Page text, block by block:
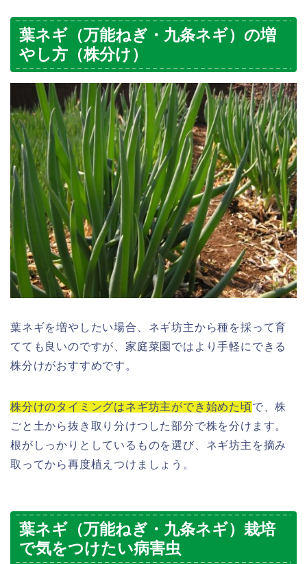
葉ネギ（万能ねぎ・九条ネギ）の増
やし方（株分け）
葉ネギを増やしたい場合、ネギ坊主から種を採って育
てても良いのですが、家庭菜園ではより手軽にできる
株分けがおすすめです。
株分けのタイミングはネギ坊主ができ始めた頃で、株
ごと土から抜き取り分けつした部分で株を分けます。
根がしっかりとしているものを選び、ネギ坊主を摘み
取ってから再度植えつけましょう。
葉ネギ（万能ねぎ・九条ネギ）栽培
で気をつけたい病害虫